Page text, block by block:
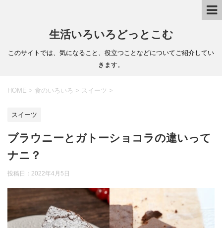
生活いろいろどっとこむ
このサイトでは、気になること、役立つことなどについてご紹介してい
きます。
HOME > 食のいろいろ > スイーツ >
スイーツ
ブラウニーとガトーショコラの違いって
ナニ？
投稿日： 2022年4月5日